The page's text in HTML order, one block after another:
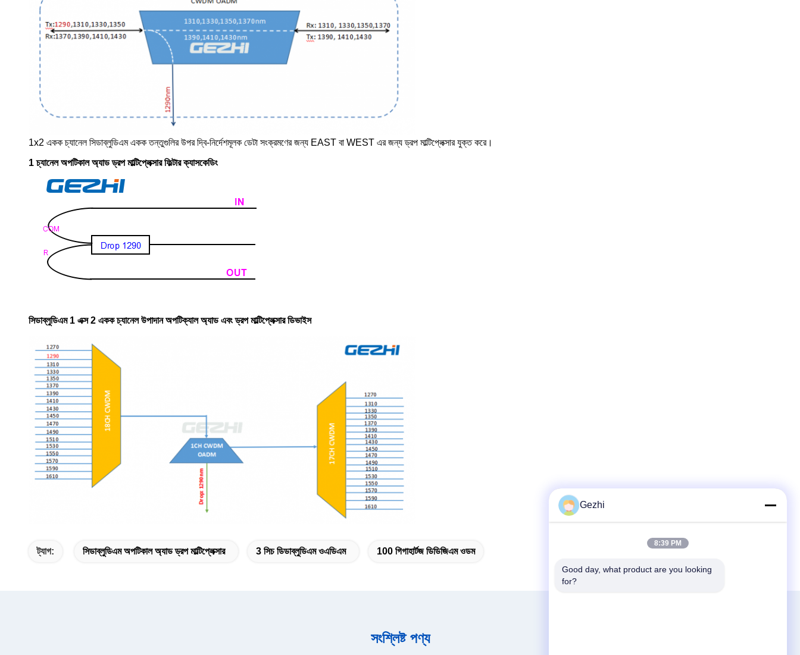
1x2 একক চ্যানেল সিডাব্লুডিএম একক তন্তুগুলির উপর দ্বি-নির্দেশমূলক ডেটা সংক্রমণের জন্য EAST বা WEST এর জন্য ড্রপ মাল্টিপ্লেক্সার যুক্ত করে।
1 চ্যানেল অপটিকাল অ্যাড ড্রপ মাল্টিপ্লেক্সার ফিল্টার ক্যাসকেডিং
সিডাব্লুডিএম 1 এক্স 2 একক চ্যানেল উপাদান অপটিক্যাল অ্যাড এবং ড্রপ মাল্টিপ্লেক্সার ডিভাইস
ট্যাগ: সিডাব্লুডিএম অপটিকাল অ্যাড ড্রপ মাল্টিপ্লেক্সার 3 সিচ ডিডাব্লুডিএম ওএডিএম 100 গিগাহার্টজ ডিডিজিএম ওডম
সংশ্লিষ্ট পণ্য
Gezhi
8:39 PM
Good day, what product are you looking
for?